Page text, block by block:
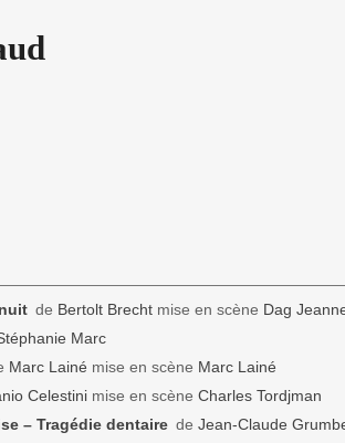
de Bertolt Brechtmise en scène Dag
Marc
Marc Lainé mise en scène Marc Lainé
Celestinimise en scène Charles Tordjman
– Tragédie dentairede Jean-Claude